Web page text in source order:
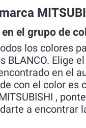
el grupo de
los colores
BLANCO. Elige
en el
con el color es
,
a encontrar